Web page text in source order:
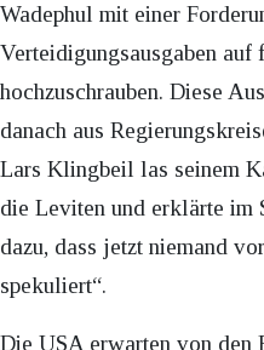
Wadephul mit einer
Verteidigungsausgaben auf
hochzuschrauben. Diese
danach aus
Lars Klingbeil las seinem
die Leviten und erklärte im
dazu, dass jetzt niemand
spekuliert“.
Die USA erwarten von den